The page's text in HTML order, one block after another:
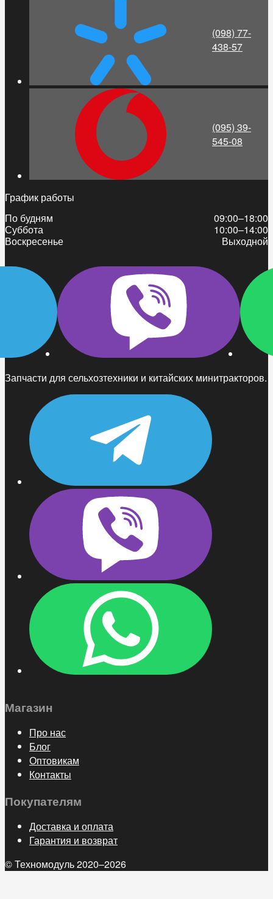
Запчасти для сельхозтехники и китайских минитракторов.
Магазин
Про нас
Блог
Оптовикам
Контакты
Покупателям
Доставка и оплата
Гарантия и возврат
© Техномодуль 2020–2026
(098) 77-
438-57
(095) 39-
545-08
График работы
По будням
09:00–18:00
Суббота
10:00–14:00
Воскресенье
Выходной